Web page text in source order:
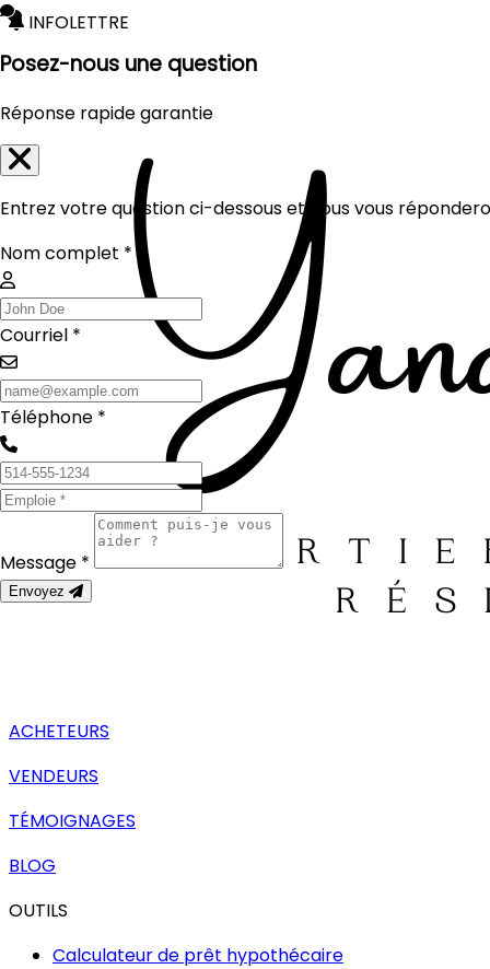
INFOLETTRE
ACHETEURS
VENDEURS
TÉMOIGNAGES
BLOG
OUTILS
Calculateur de prêt hypothécaire
Posez-nous une question
Réponse rapide garantie
Entrez votre question ci-dessous et nous vous
Nom complet *
Courriel *
Téléphone *
Message *
Envoyez